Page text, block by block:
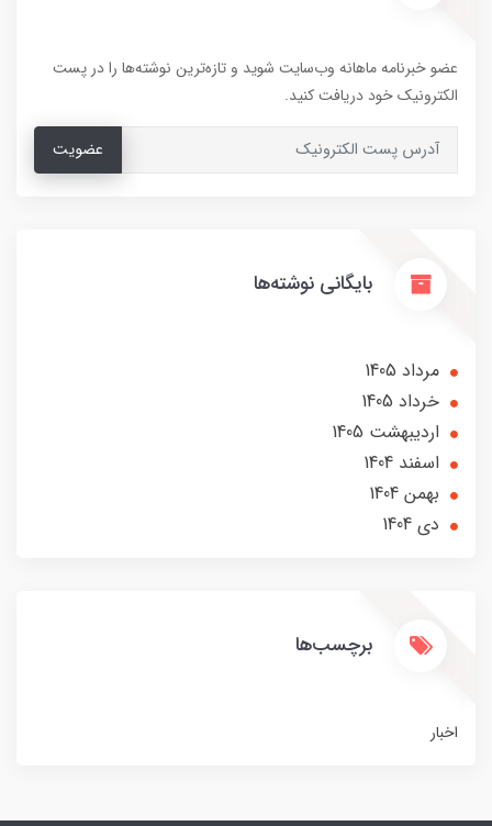
عضو خبرنامه ماهانه وب‌سایت شوید و تازه‌ترین نوشته‌ها را در پست
الکترونیک خود دریافت کنید.
عضویت
بایگانی نوشته‌ها
مرداد 1405
خرداد 1405
ارديبهشت 1405
اسفند 1404
بهمن 1404
دی 1404
برچسب‌ها
اخبار